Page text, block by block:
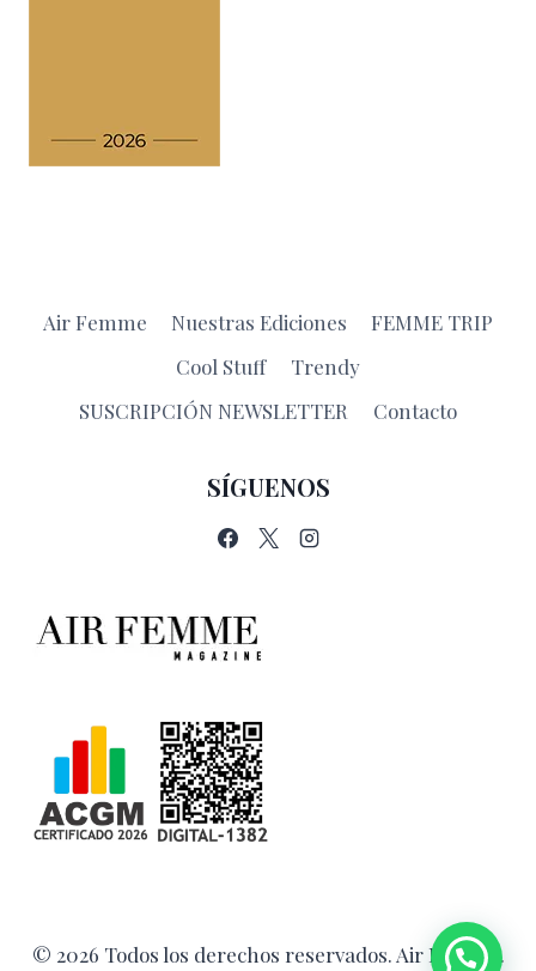
Air Femme Nuestras Ediciones
FEMME TRIP
Cool Stuff
Trendy
SUSCRIPCIÓN NEWSLETTER
Contacto
SÍGUENOS
© 2026 Todos los derechos reservados. Air Femme.